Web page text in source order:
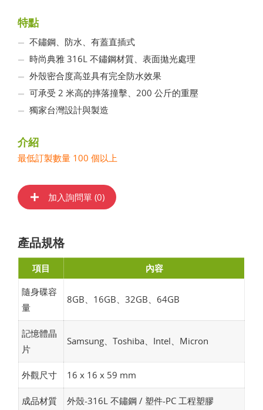
特點
不鏽鋼、防水、有蓋直插式
時尚典雅 316L 不鏽鋼材質、表面拋光處理
外殼密合度高並具有完全防水效果
可承受 2 米高的摔落撞擊、200 公斤的重壓
獨家台灣設計與製造
介紹
最低訂製數量 100 個以上
加入詢問單 (0)
產品規格
項目
內容
隨身碟容
量
8GB、16GB、32GB、64GB
記憶體晶
片
Samsung、Toshiba、Intel、Micron
外觀尺寸 16 x 16 x 59 mm
成品材質 外殼-316L 不鏽鋼 / 塑件-PC 工程塑膠